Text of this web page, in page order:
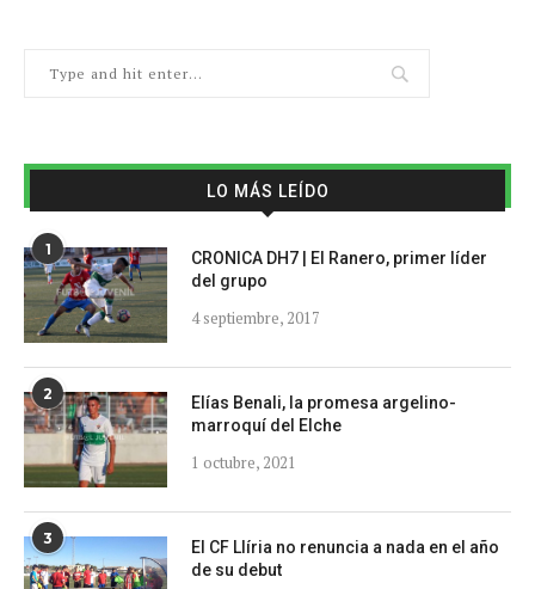
LO MÁS LEÍDO
1
CRONICA DH7 | El Ranero, primer líder
del grupo
4 septiembre, 2017
2
Elías Benali, la promesa argelino-
marroquí del Elche
1 octubre, 2021
3
El CF Llíria no renuncia a nada en el año
de su debut